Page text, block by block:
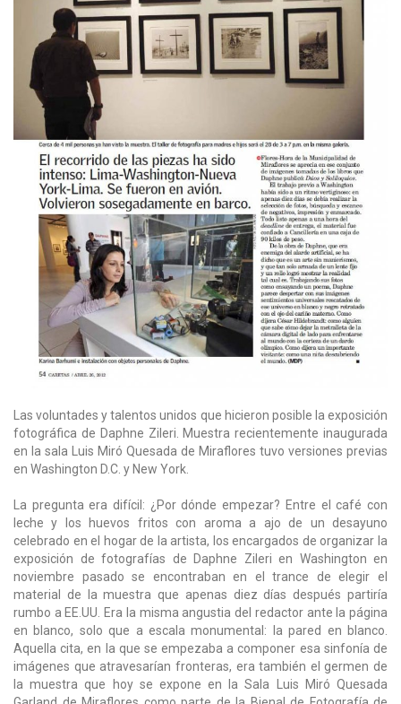
Las voluntades y talentos unidos que hicieron posible la exposición
fotográfica de Daphne Zileri. Muestra recientemente inaugurada
en la sala Luis Miró Quesada de Miraflores tuvo versiones previas
en Washington D.C. y New York.
La pregunta era difícil: ¿Por dónde empezar? Entre el café con
leche y los huevos fritos con aroma a ajo de un desayuno
celebrado en el hogar de la artista, los encargados de organizar la
exposición de fotografías de Daphne Zileri en Washington en
noviembre pasado se encontraban en el trance de elegir el
material de la muestra que apenas diez días después partiría
rumbo a EE.UU. Era la misma angustia del redactor ante la página
en blanco, solo que a escala monumental: la pared en blanco.
Aquella cita, en la que se empezaba a componer esa sinfonía de
imágenes que atravesarían fronteras, era también el germen de
la muestra que hoy se expone en la Sala Luis Miró Quesada